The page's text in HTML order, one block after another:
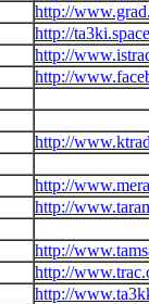
http://
http://
http://
http://
http://
http://
http://
http://
http://
http://